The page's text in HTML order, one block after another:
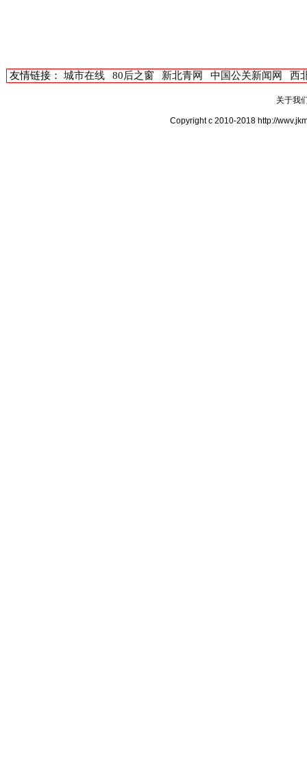
友情链接： 城市在线 80后之窗 新北青网 中国公关新闻网 西
关于我
Copyright c 2010-2018 http://